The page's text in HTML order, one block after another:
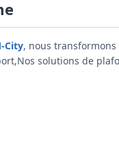
City, nous
solutions de